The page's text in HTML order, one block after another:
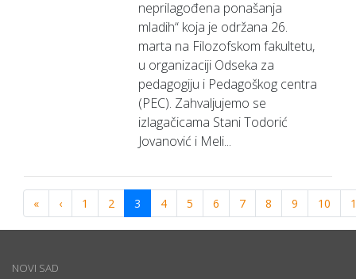
neprilagođena ponašanja
mladih“ koja je održana 26.
marta na Filozofskom fakultetu,
u organizaciji Odseka za
pedagogiju i Pedagoškog centra
(PEC). Zahvaljujemo se
izlagačicama Stani Todorić
Jovanović i Meli...
« ‹ 1 2 3 4 5 6 7 8 9 10
NOVI SAD